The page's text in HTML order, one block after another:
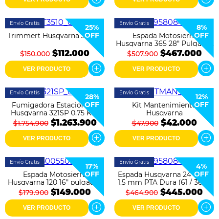
Envío Gratis
25%
OFF
Trimmert Husqvarna 35M10
$150.000 $112.000
VER PRODUCTO
Envío Gratis
8%
OFF
Espada Motosierra
Husqvarna 365 28" Pulgadas
1.5 mm 71 cm
$507.900 $467.000
VER PRODUCTO
Envío Gratis
28%
OFF
Fumigadora Estacionaria
Husqvarna 321SP 0.75 KW
1.01 HP
$1.754.900 $1.263.900
VER PRODUCTO
Envío Gratis
12%
OFF
Kit Mantenimiento
Husqvarna
$47.900 $42.000
VER PRODUCTO
Envío Gratis
17%
OFF
Espada Motosierra
Husqvarna 120 16" pulgadas
3/8 1.3 mm
$179.900 $149.000
VER PRODUCTO
Envío Gratis
4%
OFF
Espada Husqvarna 24'' 3/8''
1.5 mm PTA Dura (61 / 365 /
372 xp)
$464.900 $445.000
VER PRODUCTO